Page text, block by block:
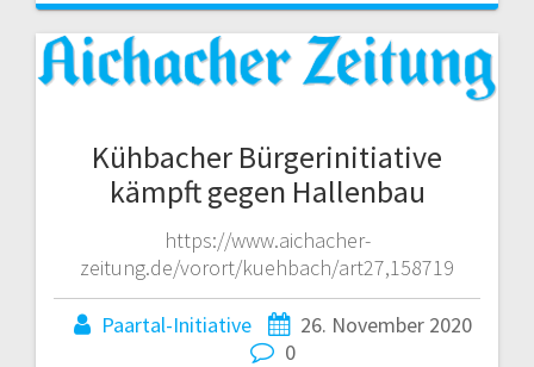
Kühbacher Bürgerinitiative
kämpft gegen Hallenbau
https://www.aichacher-
zeitung.de/vorort/kuehbach/art27,158719
Paartal-Initiative
26. November 2020
0